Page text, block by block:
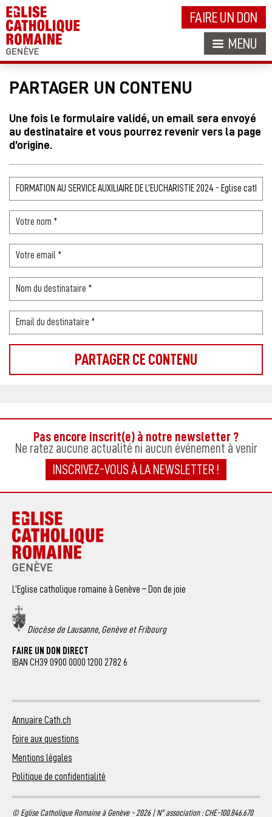
FAIRE UN DON
MENU
PARTAGER UN CONTENU
Une fois le formulaire validé, un email sera envoyé
au destinataire et vous pourrez revenir vers la page
d’origine.
Pas encore inscrit(e) à notre newsletter ?
Ne ratez aucune actualité ni aucun événement à venir
INSCRIVEZ-VOUS À LA NEWSLETTER !
L’Eglise catholique romaine à Genève – Don de joie
Diocèse de Lausanne, Genève et Fribourg
FAIRE UN DON DIRECT
IBAN CH39 0900 0000 1200 2782 6
Annuaire Cath.ch
Foire aux questions
Mentions légales
Politique de confidentialité
© Eglise Catholique Romaine à Genève - 2026 | N° association : CHE-100.846.670